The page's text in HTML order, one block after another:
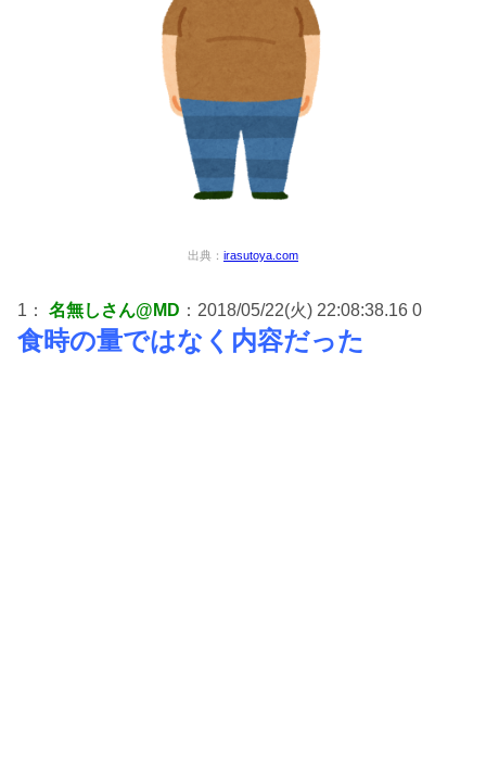
出典： irasutoya.com
1： 名無しさん@MD ：2018/05/22(火) 22:08:38.16 0
食時の量ではなく内容だった